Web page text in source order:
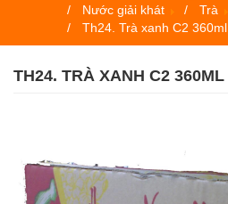
Nước giải khát
Trà
Th24. Trà xanh C2 360ml
TH24. TRÀ XANH C2 360ML